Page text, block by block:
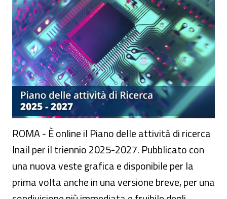
ROMA - È online il Piano delle attività di ricerca
Inail per il triennio 2025-2027. Pubblicato con
una nuova veste grafica e disponibile per la
prima volta anche in una versione breve, per una